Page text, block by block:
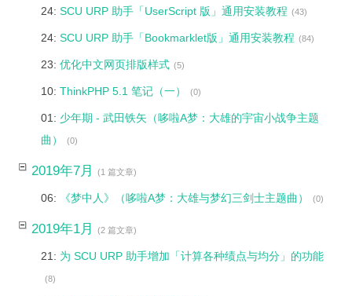
24: SCU URP 助手「UserScript 版」通用安装教程 (43)
24: SCU URP 助手「Bookmarklet版」通用安装教程 (84)
23: 优化中文网页排版样式 (5)
10: ThinkPHP 5.1 笔记（一） (0)
01: 少年期 - 武田铁矢（哆啦A梦：大雄的宇宙小战争主题
曲）
(0)
2019年7月 (1 篇文章)
06: 《梦中人》（哆啦A梦：大雄与梦幻三剑士主题曲） (0)
2019年1月 (2 篇文章)
21: 为 SCU URP 助手增加「计算各种绩点与均分」的功能
(8)